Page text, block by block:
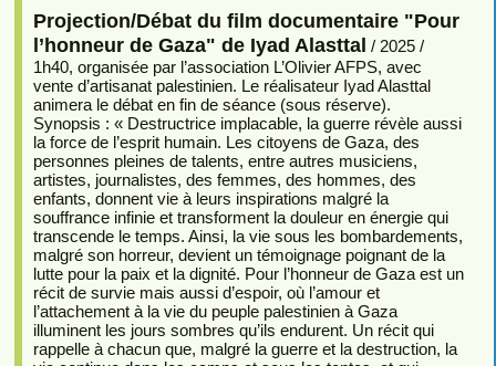
Projection/Débat du film documentaire "Pour
l’honneur de Gaza" de Iyad Alasttal / 2025 /
1h40, organisée par l’association L’Olivier AFPS, avec
vente d’artisanat palestinien. Le réalisateur Iyad Alasttal
animera le débat en fin de séance (sous réserve).
Synopsis : « Destructrice implacable, la guerre révèle aussi
la force de l’esprit humain. Les citoyens de Gaza, des
personnes pleines de talents, entre autres musiciens,
artistes, journalistes, des femmes, des hommes, des
enfants, donnent vie à leurs inspirations malgré la
souffrance infinie et transforment la douleur en énergie qui
transcende le temps. Ainsi, la vie sous les bombardements,
malgré son horreur, devient un témoignage poignant de la
lutte pour la paix et la dignité. Pour l’honneur de Gaza est un
récit de survie mais aussi d’espoir, où l’amour et
l’attachement à la vie du peuple palestinien à Gaza
illuminent les jours sombres qu’ils endurent. Un récit qui
rappelle à chacun que, malgré la guerre et la destruction, la